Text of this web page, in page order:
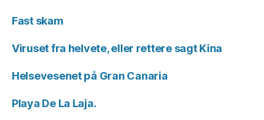
Fast skam
Viruset fra helvete, eller rettere sagt Kina
Helsevesenet på Gran Canaria
Playa De La Laja.